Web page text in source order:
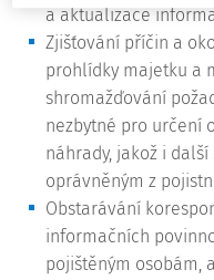
a aktualizace
Zjišťování příčin a
prohlídky majetku a
shromažďování
nezbytné pro určení
náhrady, jakož i
oprávněným z
Obstarávání
informačních
pojištěným osobám,